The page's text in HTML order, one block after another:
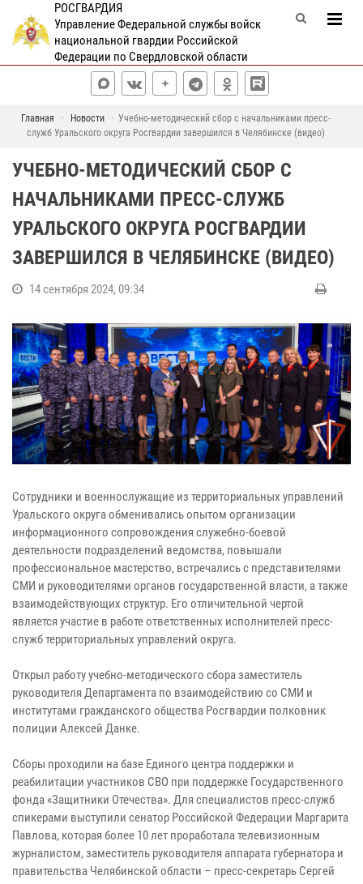
РОСГВАРДИЯ
Управление Федеральной службы войск
национальной гвардии Российской
Федерации по Свердловской области
Главная Новости
Учебно-методический сбор с начальниками пресс-
служб Уральского округа Росгвардии завершился в Челябинске (видео)
УЧЕБНО-МЕТОДИЧЕСКИЙ СБОР С
НАЧАЛЬНИКАМИ ПРЕСС-СЛУЖБ
УРАЛЬСКОГО ОКРУГА РОСГВАРДИИ
ЗАВЕРШИЛСЯ В ЧЕЛЯБИНСКЕ (ВИДЕО)
14 сентября 2024, 09:34
Сотрудники и военнослужащие из территориальных управлений
Уральского округа обменивались опытом организации
информационного сопровождения служебно-боевой
деятельности подразделений ведомства, повышали
профессиональное мастерство, встречались с представителями
СМИ и руководителями органов государственной власти, а также
взаимодействующих структур. Его отличительной чертой
является участие в работе ответственных исполнителей пресс-
служб территориальных управлений округа.
Открыл работу учебно-методического сбора заместитель
руководителя Департамента по взаимодействию со СМИ и
институтами гражданского общества Росгвардии полковник
полиции Алексей Данке.
Сборы проходили на базе Единого центра поддержки и
реабилитации участников СВО при поддержке Государственного
фонда «Защитники Отечества». Для специалистов пресс-служб
спикерами выступили сенатор Российской Федерации Маргарита
Павлова, которая более 10 лет проработала телевизионным
журналистом, заместитель руководителя аппарата губернатора и
правительства Челябинской области – пресс-секретарь Сергей